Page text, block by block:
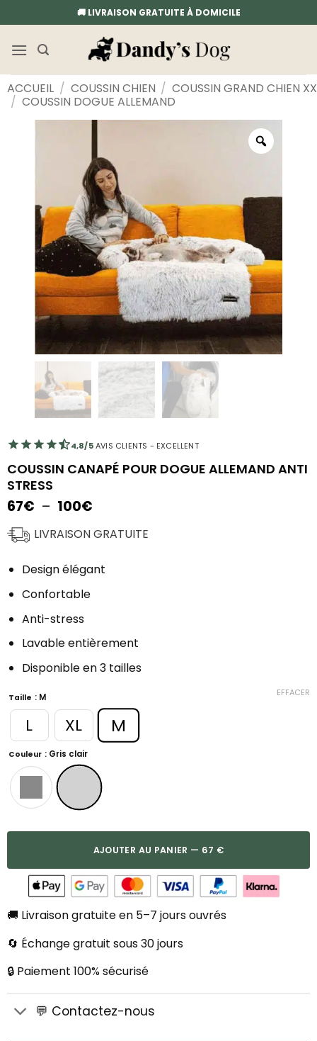
au
contenu
🚚 LIVRAISON GRATUITE À DOMICILE
ACCUEIL / COUSSIN CHIEN / COUSSIN GRAND CHIEN
/ COUSSIN DOGUE ALLEMAND
4,8/5AVIS CLIENTS - EXCELLENT
COUSSIN CANAPÉ POUR DOGUE ALLEMAND ANTI
STRESS
67€ – 100€Plage
prix :
100€
LIVRAISON GRATUITE
Design élégant
Confortable
Anti-stress
Lavable entièrement
Disponible en 3 tailles
Taille : M
L XL M
Couleur : Gris clair
EFFACER
AJOUTER AU PANIER — 67 €
🚚 Livraison gratuite en 5–7 jours ouvrés
🔄 Échange gratuit sous 30 jours
🔒 Paiement 100% sécurisé
💬 Contactez-nous